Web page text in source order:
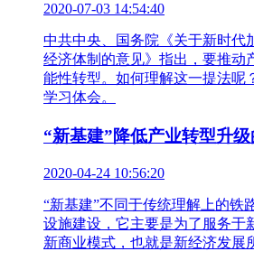
2020-07-03 14:54:40
中共中央、国务院《关于新时代
经济体制的意见》指出，要推动
能性转型。如何理解这一提法呢
学习体会。
“新基建”降低产业转型升
2020-04-24 10:56:20
“新基建”不同于传统理解上的铁
设施建设，它主要是为了服务于
新商业模式，也就是新经济发展